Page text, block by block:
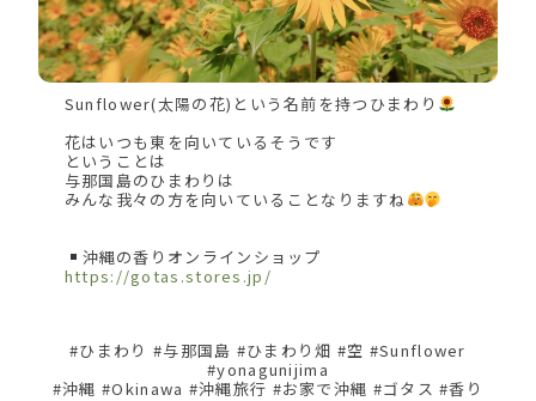
Sunflower(太陽の花)という名前を持つひまわり
花はいつも東を向いているそうです
ということは
与那国島のひまわりは
みんな我々の方を向いていることなりますね
沖縄の香りオンラインショップ
https://gotas.stores.jp/
#ひまわり #与那国島 #ひまわり畑 #空 #Sunflower
#yonagunijima
#沖縄 #Okinawa #沖縄旅行 #お家で沖縄 #ゴタス #香り